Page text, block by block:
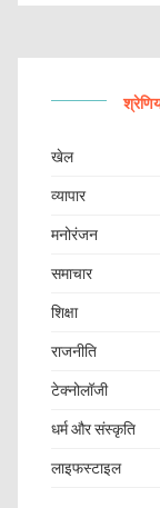
खेल
व्यापार
मनोरंजन
समाचार
शिक्षा
राजनीति
टेक्नोलॉजी
धर्म और संस्कृति
लाइफस्टाइल